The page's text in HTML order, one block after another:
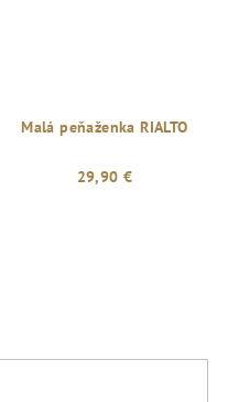
Malá peňaženka RIALTO
29,90 €